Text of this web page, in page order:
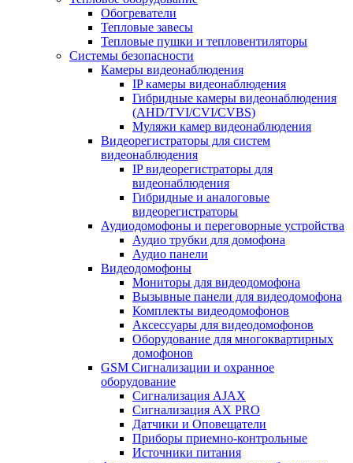
Обогреватели
Тепловые завесы
Тепловые пушки и тепловентиляторы
Системы безопасности
Камеры видеонаблюдения
IP камеры видеонаблюдения
Гибридные камеры видеонаблюдения
(AHD/TVI/CVI/CVBS)
Муляжи камер видеонаблюдения
Видеорегистраторы для систем
видеонаблюдения
IP видеорегистраторы для
видеонаблюдения
Гибридные и аналоговые
видеорегистраторы
Аудиодомофоны и переговорные устройства
Аудио трубки для домофона
Аудио панели
Видеодомофоны
Мониторы для видеодомофона
Вызывные панели для видеодомофона
Комплекты видеодомофонов
Аксессуары для видеодомофонов
Оборудование для многоквартирных
домофонов
GSM Сигнализации и охранное
оборудование
Сигнализация AJAX
Сигнализация AX PRO
Датчики и Оповещатели
Приборы приемно-контрольные
Источники питания